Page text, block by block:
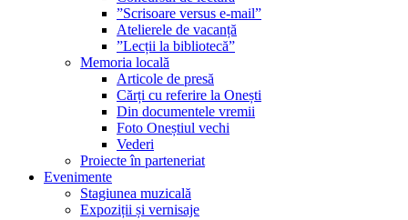
”Scrisoare versus e-mail”
Atelierele de vacanță
”Lecții la bibliotecă”
Memoria locală
Articole de presă
Cărți cu referire la Onești
Din documentele vremii
Foto Oneștiul vechi
Vederi
Proiecte în parteneriat
Evenimente
Stagiunea muzicală
Expoziții și vernisaje